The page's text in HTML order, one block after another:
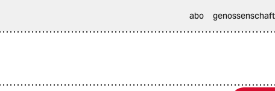
abo genossenschaft